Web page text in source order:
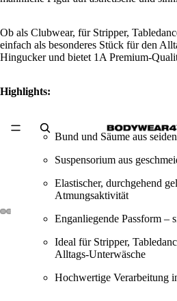
Ob als Clubwear, für Stripper,
einfach als besonderes Stück für den
Hingucker und bietet 1A Premium-
Highlights:
Bund und Säume aus
Suspensorium aus
Elastischer, durchgehend
Atmungsaktivität
Enganliegende Passform –
Ideal für Stripper,
Alltags-Unterwäsche
Hochwertige Verarbeitung